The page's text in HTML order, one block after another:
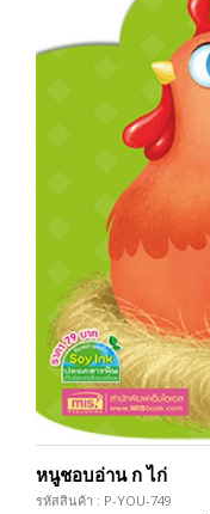
หนูชอบอ่าน ก ไก่
รหัสสินค้า : P-YOU-749